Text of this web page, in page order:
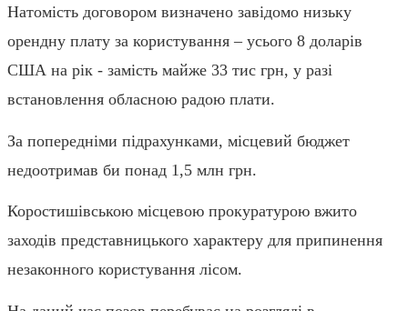
Натомість договором визначено завідомо низьку
орендну плату за користування – усього 8 доларів
США на рік - замість майже 33 тис грн, у разі
встановлення обласною радою плати.
За попередніми підрахунками, місцевий бюджет
недоотримав би понад 1,5 млн грн.
Коростишівською місцевою прокуратурою вжито
заходів представницького характеру для припинення
незаконного користування лісом.